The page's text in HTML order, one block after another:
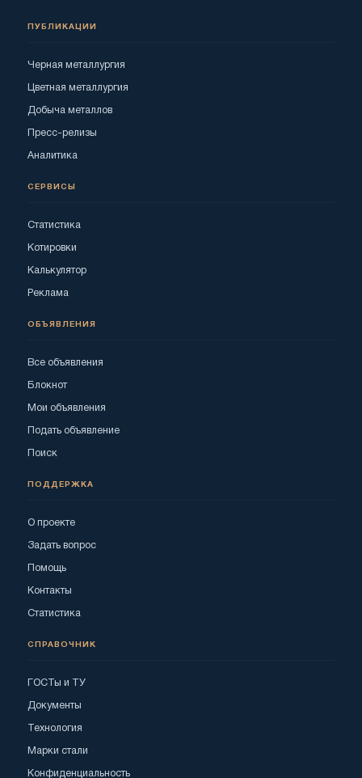
ПУБЛИКАЦИИ
Черная металлургия
Цветная металлургия
Добыча металлов
Пресс-релизы
Аналитика
СЕРВИСЫ
Статистика
Котировки
Калькулятор
Реклама
ОБЪЯВЛЕНИЯ
Все объявления
Блокнот
Мои объявления
Подать объявление
Поиск
ПОДДЕРЖКА
О проекте
Задать вопрос
Помощь
Контакты
Статистика
СПРАВОЧНИК
ГОСТы и ТУ
Документы
Технология
Марки стали
Конфиденциальность